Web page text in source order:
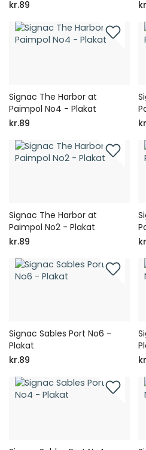
kr.89
Signac The Harbor at
Paimpol No4 - Plakat
kr.89
Signac The Harbor at
Paimpol No2 - Plakat
kr.89
Signac Sables Port No6 -
Plakat
kr.89